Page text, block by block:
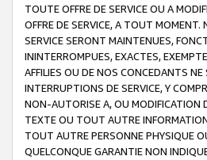
TOUTE OFFRE DE SERVICE OU A
OFFRE DE SERVICE, A TOUT
SERVICE SERONT MAINTENUES,
ININTERROMPUES, EXACTES,
AFFILIES OU DE NOS CONCEDANTS
INTERRUPTIONS DE SERVICE, Y
NON-AUTORISE A, OU MODIFICATION
TEXTE OU TOUT AUTRE
TOUT AUTRE PERSONNE PHYSIQUE
QUELCONQUE GARANTIE NON